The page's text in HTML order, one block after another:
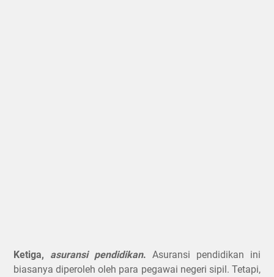
Ketiga, asuransi pendidikan. Asuransi pendidikan ini
biasanya diperoleh oleh para pegawai negeri sipil. Tetapi,